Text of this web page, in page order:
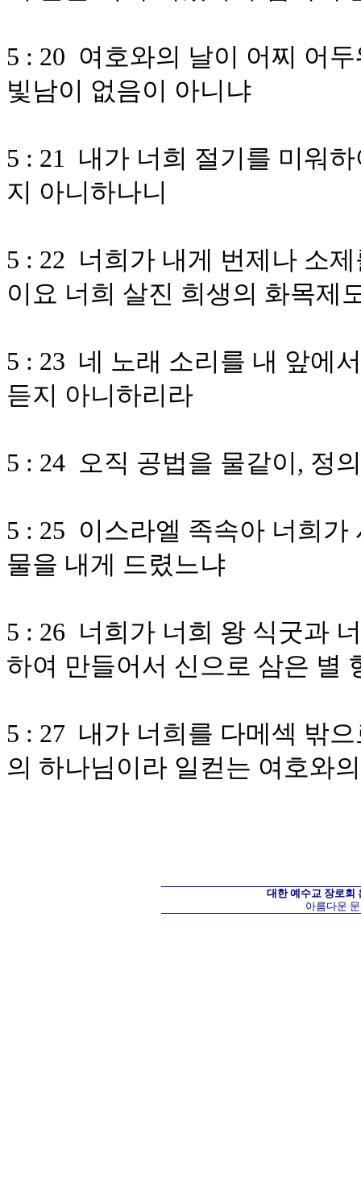
5 : 20 여호와의 날이 어찌 어
빛남이 없음이 아니냐
5 : 21 내가 너희 절기를 미워
지 아니하나니
5 : 22 너희가 내게 번제나 소
이요 너희 살진 희생의 화목제
5 : 23 네 노래 소리를 내 앞에
듣지 아니하리라
5 : 24 오직 공법을 물같이, 정
5 : 25 이스라엘 족속아 너희
물을 내게 드렸느냐
5 : 26 너희가 너희 왕 식굿과
하여 만들어서 신으로 삼은 별
5 : 27 내가 너희를 다메섹 밖
의 하나님이라 일컫는 여호와
대한 예수교 장로회
아름다운